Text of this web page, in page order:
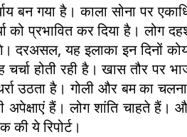
बन गया है। काला सोना पर
को प्रभावित कर दिया है।
यह इलाका इन दिनों
होती रही है। खास तौर पर
उठता है। गोली और बम का
अपेक्षाएं हैं। लोग शांति चाहते
की ये रिपोर्ट।